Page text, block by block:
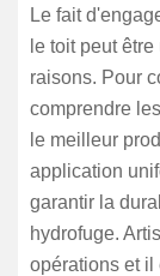
Le fait
le toit peut
raisons. Pour
comprendre
le meilleur
application
garantir la
hydrofuge.
opérations et il